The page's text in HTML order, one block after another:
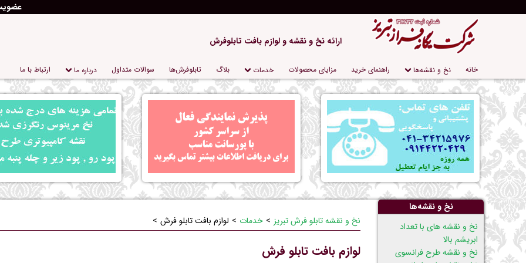
ارائه نخ و نقشه و لوازم بافت تابلوفرش
پریدن
از
ناوبری
خانه نخ و نقشه‌ها راهنمای خرید مزایای محصولات خدمات بلاگ تابلو‌فرش‌ها سوالات متداول درباره‌ ما ارتباط با ما
نخ و نقشه تابلو فرش تبریز خدمات لوازم بافت تابلو فرش
لوازم بافت تابلو فرش
نخ و نقشه‌ها
پریدن
ناوبری
نخ و نقشه های با تعداد
ابریشم بالا
نخ و نقشه طرح فرانسوی